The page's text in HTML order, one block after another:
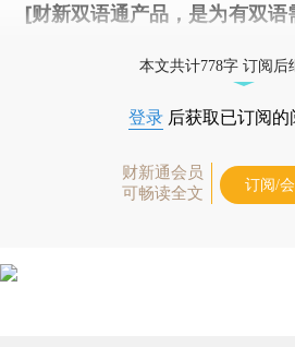
[财新双语通产品，是为有双语
本文共计778字 订阅后
登录 后获取已订阅的
财新通会员
可畅读全文
订阅/